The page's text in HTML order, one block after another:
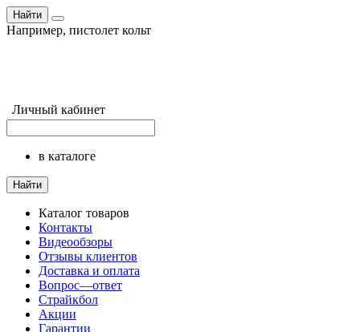
Найти
Например, пистолет кольт
Личный кабинет
в каталоге
Найти
Каталог товаров
Контакты
Видеообзоры
Отзывы клиентов
Доставка и оплата
Вопрос—ответ
Страйкбол
Акции
Гарантии